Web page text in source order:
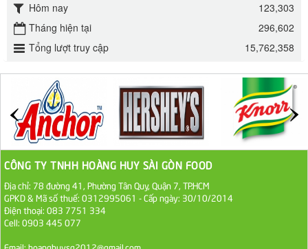
Đường mía thiên nhiên Biên Hòa gói 1kg
ĐƯỜNG SẠCH CÔ BA BIÊN HÒA 1KG
27.000 VND
Đường cát trắng An Khê bao 50kg
1.100.000 VND
Sa Tế Tôm Cholimex PET Hũ 450g
Ớt Sa Tế Cholimex Hũ Thuỷ Tinh 150g
Hôm nay
123,303
Tháng hiện tại
296,602
Tổng lượt truy cập
15,762,358
CÔNG TY TNHH HOÀNG HUY SÀI GÒN FOOD
Địa chỉ: 78 đường 41, Phường Tân Quy, Quận 7, TP.HCM
GPKD & Mã số thuế: 0312995061 - Cấp ngày: 30/10/2014
Điện thoại: 083 7751 334
Cell: 0903 445 077